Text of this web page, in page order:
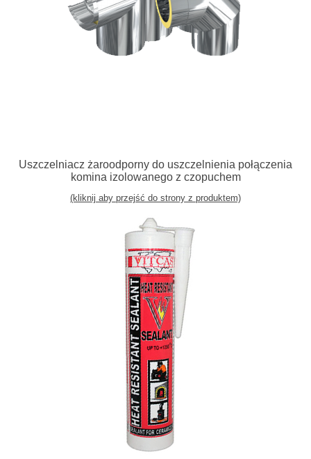
Uszczelniacz żaroodporny do uszczelnienia połączenia
komina izolowanego z czopuchem
(kliknij aby przejść do strony z produktem)